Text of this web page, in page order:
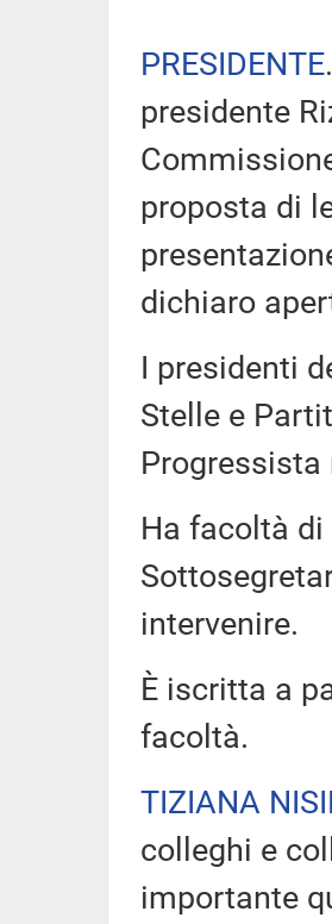
PRESIDENTE
presidente
proposta di
dichiaro
I presidenti
Stelle e
Ha facoltà di
intervenire.
È iscritta a
facoltà.
TIZIANA
colleghi e
importante